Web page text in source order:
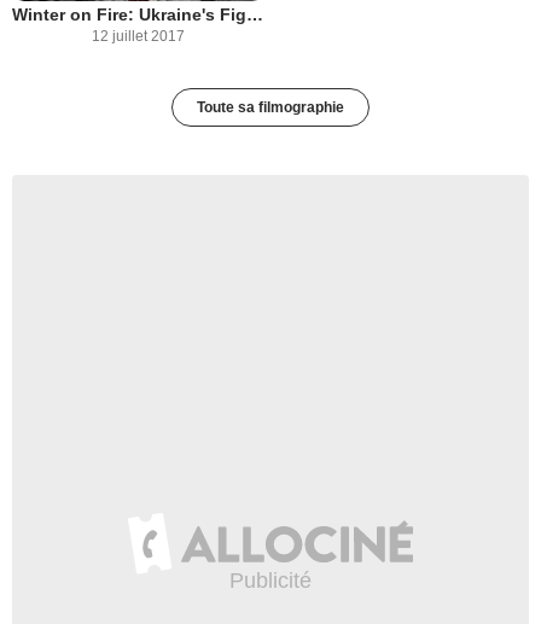
Winter on Fire: Ukraine's Fight for Freedom
12 juillet 2017
Toute sa filmographie